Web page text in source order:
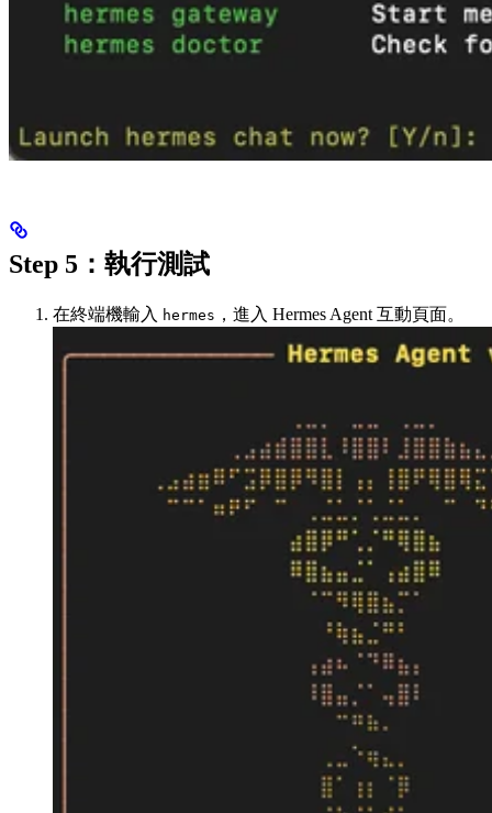
Step 5：執行測試
在終端機輸入 hermes ，進入 Hermes Agent 互動頁面。